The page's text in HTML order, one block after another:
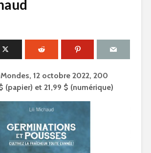
12 octobre 2022, 200
(papier) et 21,99 $ (numérique)